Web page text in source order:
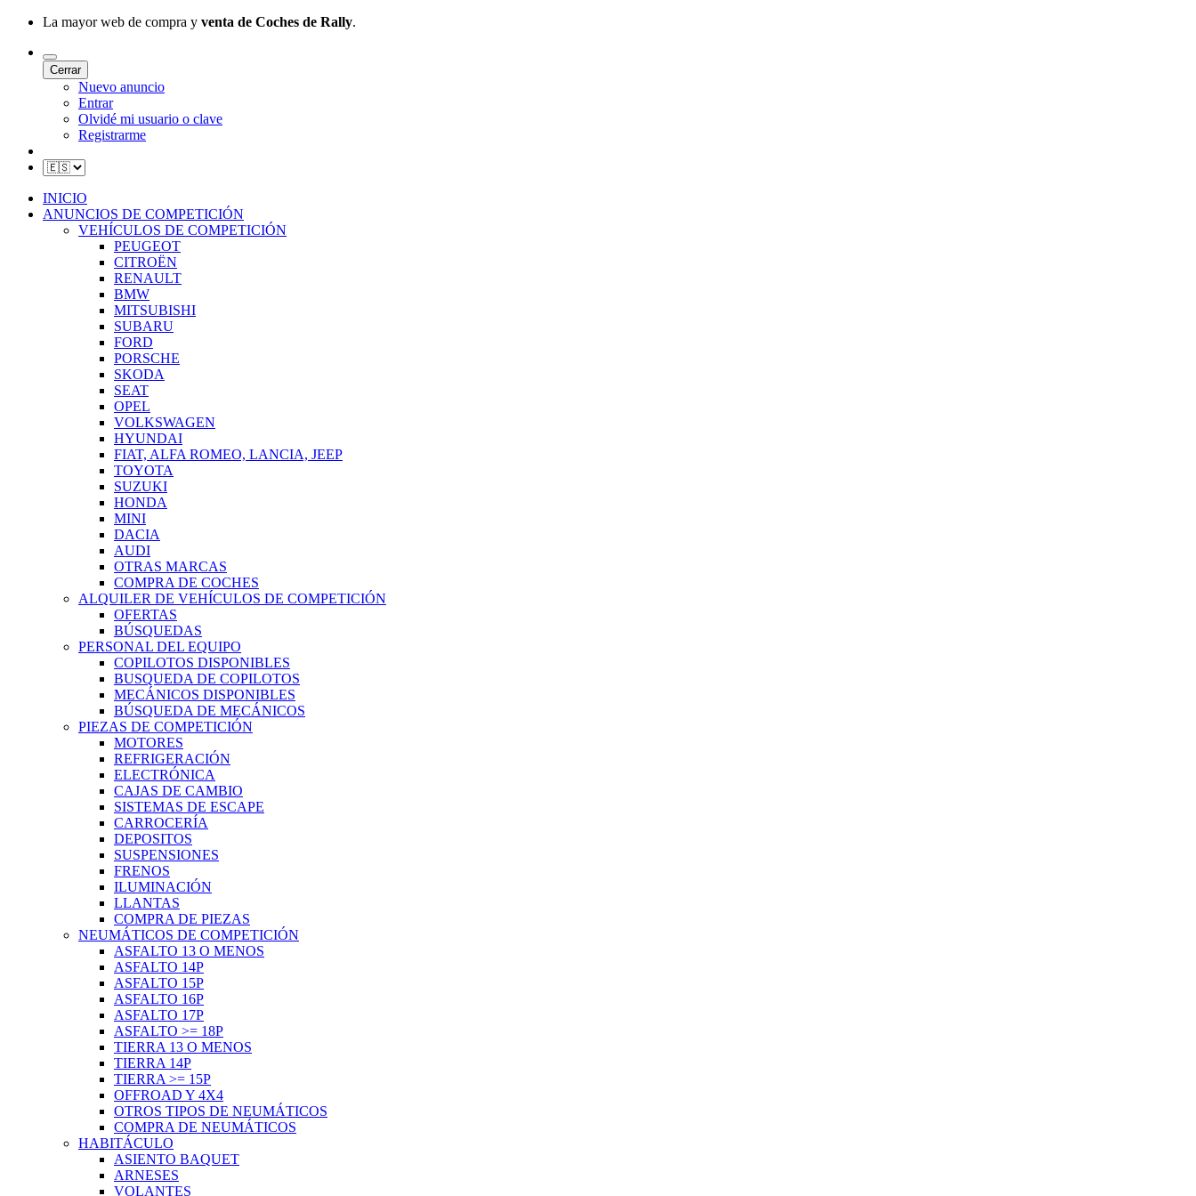
La mayor web de compra y venta de Coches de Rally.
Cerrar
Nuevo anuncio
Entrar
Olvidé mi usuario o clave
Registrarme
INICIO
ANUNCIOS DE COMPETICIÓN
VEHÍCULOS DE COMPETICIÓN
PEUGEOT
CITROËN
RENAULT
BMW
MITSUBISHI
SUBARU
FORD
PORSCHE
SKODA
SEAT
OPEL
VOLKSWAGEN
HYUNDAI
FIAT, ALFA ROMEO, LANCIA, JEEP
TOYOTA
SUZUKI
HONDA
MINI
DACIA
AUDI
OTRAS MARCAS
COMPRA DE COCHES
ALQUILER DE VEHÍCULOS DE COMPETICIÓN
OFERTAS
BÚSQUEDAS
PERSONAL DEL EQUIPO
COPILOTOS DISPONIBLES
BUSQUEDA DE COPILOTOS
MECÁNICOS DISPONIBLES
BÚSQUEDA DE MECÁNICOS
PIEZAS DE COMPETICIÓN
MOTORES
REFRIGERACIÓN
ELECTRÓNICA
CAJAS DE CAMBIO
SISTEMAS DE ESCAPE
CARROCERÍA
DEPOSITOS
SUSPENSIONES
FRENOS
ILUMINACIÓN
LLANTAS
COMPRA DE PIEZAS
NEUMÁTICOS DE COMPETICIÓN
ASFALTO 13 O MENOS
ASFALTO 14P
ASFALTO 15P
ASFALTO 16P
ASFALTO 17P
ASFALTO >= 18P
TIERRA 13 O MENOS
TIERRA 14P
TIERRA >= 15P
OFFROAD Y 4X4
OTROS TIPOS DE NEUMÁTICOS
COMPRA DE NEUMÁTICOS
HABITÁCULO
ASIENTO BAQUET
ARNESES
VOLANTES